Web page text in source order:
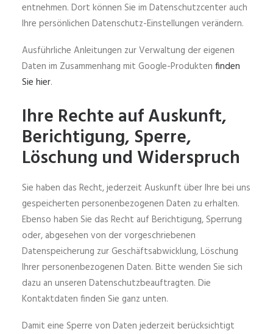
entnehmen. Dort können Sie im Datenschutzcenter auch
Ihre persönlichen Datenschutz-Einstellungen verändern.
Ausführliche Anleitungen zur Verwaltung der eigenen
Daten im Zusammenhang mit Google-Produkten finden
Sie hier.
Ihre Rechte auf Auskunft,
Berichtigung, Sperre,
Löschung und Widerspruch
Sie haben das Recht, jederzeit Auskunft über Ihre bei uns
gespeicherten personenbezogenen Daten zu erhalten.
Ebenso haben Sie das Recht auf Berichtigung, Sperrung
oder, abgesehen von der vorgeschriebenen
Datenspeicherung zur Geschäftsabwicklung, Löschung
Ihrer personenbezogenen Daten. Bitte wenden Sie sich
dazu an unseren Datenschutzbeauftragten. Die
Kontaktdaten finden Sie ganz unten.
Damit eine Sperre von Daten jederzeit berücksichtigt